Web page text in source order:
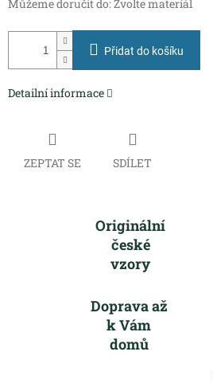
Můžeme doručit do:Zvolte materiál
Přidat do košíku
Detailní informace
ZEPTAT SE SDÍLET
Originální
české
vzory
Doprava až
k Vám
domů